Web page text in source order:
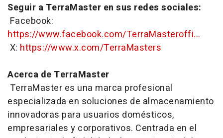
Seguir a TerraMaster en sus redes sociales:
Facebook:
https://www.facebook.com/TerraMasteroffi...
X: https://www.x.com/TerraMasters
Acerca de TerraMaster
TerraMaster es una marca profesional
especializada en soluciones de almacenamiento
innovadoras para usuarios domésticos,
empresariales y corporativos. Centrada en el